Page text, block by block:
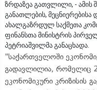
ზრდაზეა გათვლილი, - ამის
განათლების,
ახალგაზრდულ საქმეთა
ფინანსთა მინისტრის
პეტრიაშვილმა განაცხადა.
"საქართველოში
გადავლილია, რომელიც
ეკონომიკური კრიზისის